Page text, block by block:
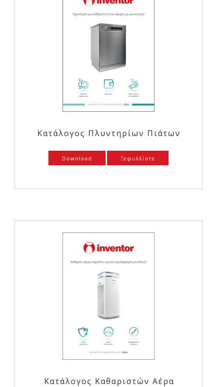
Κατάλογος Πλυντηρίων Πιάτων
Download Ξεφυλλίστε
Κατάλογος Καθαριστών Αέρα